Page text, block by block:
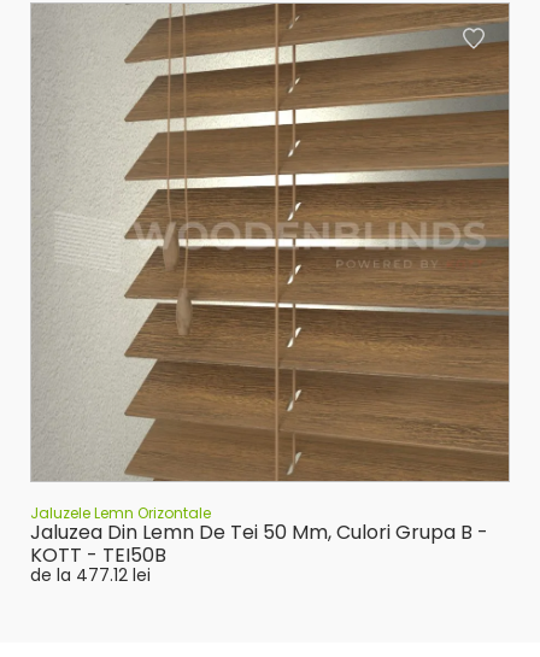
Jaluzele Lemn Orizontale
Jaluzea Din Lemn De Tei 50 Mm, Culori Grupa B -
KOTT - TEI50B
de la 477.12 lei